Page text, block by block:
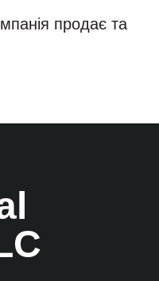
продає та